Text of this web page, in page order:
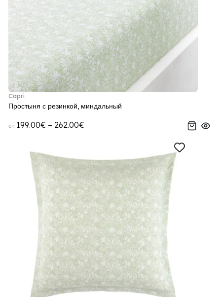
Capri
Простыня с резинкой, миндальный
от 199.00€ – 262.00€